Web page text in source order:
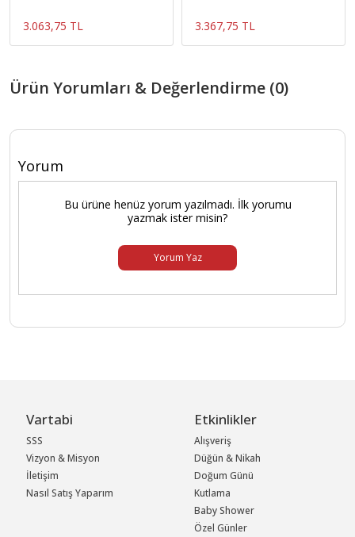
3.063,75 TL 3.367,75 TL
Ürün Yorumları & Değerlendirme (0)
Yorum
Bu ürüne henüz yorum yazılmadı. İlk yorumu
yazmak ister misin?
Yorum Yaz
Vartabi
SSS
Vizyon & Misyon
İletişim
Nasıl Satış Yaparım
Etkinlikler
Alışveriş
Düğün & Nikah
Doğum Günü
Kutlama
Baby Shower
Özel Günler